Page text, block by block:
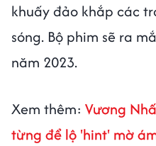
khuấy đảo khắp các
sóng. Bộ phim sẽ ra
năm 2023.
Xem thêm: Vương
từng để lộ 'hint' mờ